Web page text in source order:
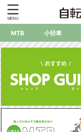
MTB 小径車